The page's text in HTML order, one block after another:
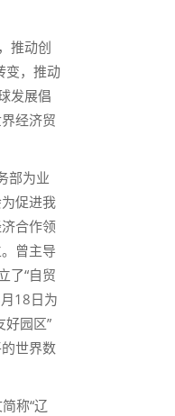
推动创
变，推动
发展倡
经济贸
部为业
促进我
合作领
曾主导
了“自贸
18日为
好园区”
世界数
称“辽